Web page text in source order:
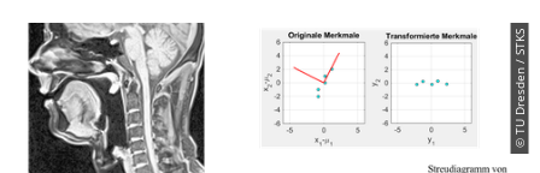
© TU Dresden / STKS